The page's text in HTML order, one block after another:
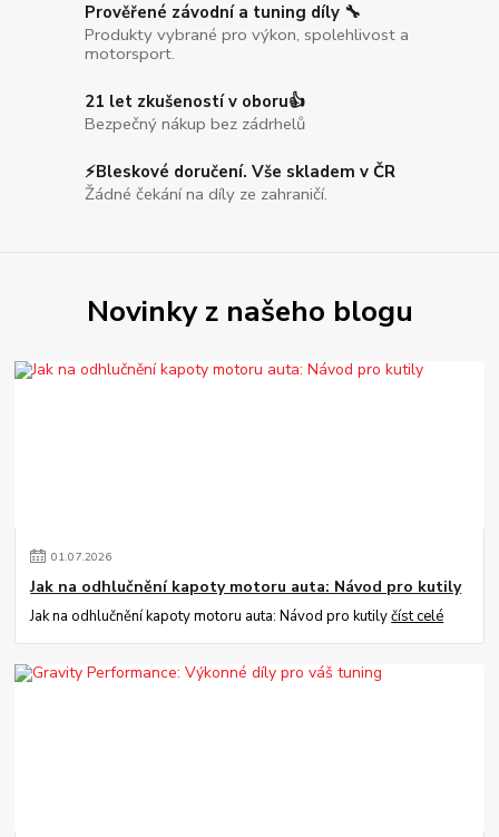
Prověřené závodní a tuning díly 🔧
Produkty vybrané pro výkon, spolehlivost a
motorsport.
21 let zkušeností v oboru👍
Bezpečný nákup bez zádrhelů
⚡Bleskové doručení. Vše skladem v ČR
Žádné čekání na díly ze zahraničí.
Novinky z našeho blogu
01.07.2026
Jak na odhlučnění kapoty motoru auta: Návod pro kutily
Jak na odhlučnění kapoty motoru auta: Návod pro kutilyčíst celé